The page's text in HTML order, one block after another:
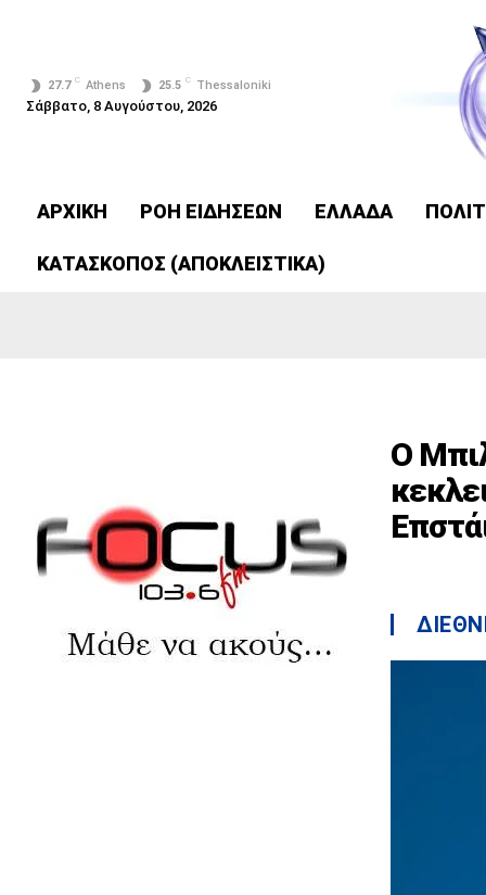
27.7 C Athens 25.5 C Thessaloniki
Σάββατο, 8 Αυγούστου, 2026
ΑΡΧΙΚΗ ΡΟΗ ΕΙΔΗΣΕΩΝ ΕΛΛΑΔΑ
ΚΑΤΑΣΚΟΠΟΣ (ΑΠΟΚΛΕΙΣΤΙΚΑ)
Ο